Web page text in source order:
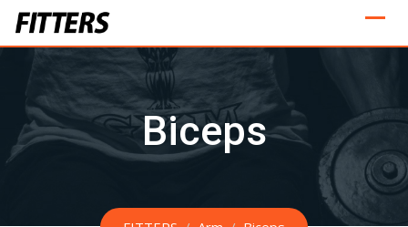
Skip
content
Biceps